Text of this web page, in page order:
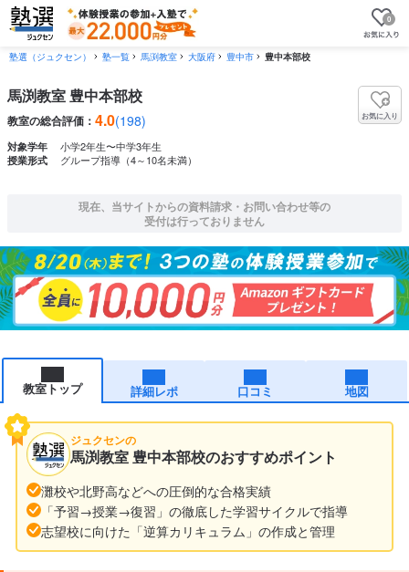
0
塾選（ジュクセン） 塾一覧 馬渕教室 大阪府 豊中市 豊中本部校
馬渕教室 豊中本部校
教室の総合評価： 4.0(198) お気に入り
対象学年 小学2年生〜中学3年生
授業形式 グループ指導（4～10名未満）
現在、当サイトからの資料請求・お問い合わせ等の
受付は行っておりません
教室トップ 詳細レポ 口コミ 地図
ジュクセンの
馬渕教室 豊中本部校のおすすめポイント
灘校や北野高などへの圧倒的な合格実績
「予習→授業→復習」の徹底した学習サイクルで指導
志望校に向けた「逆算カリキュラム」の作成と管理